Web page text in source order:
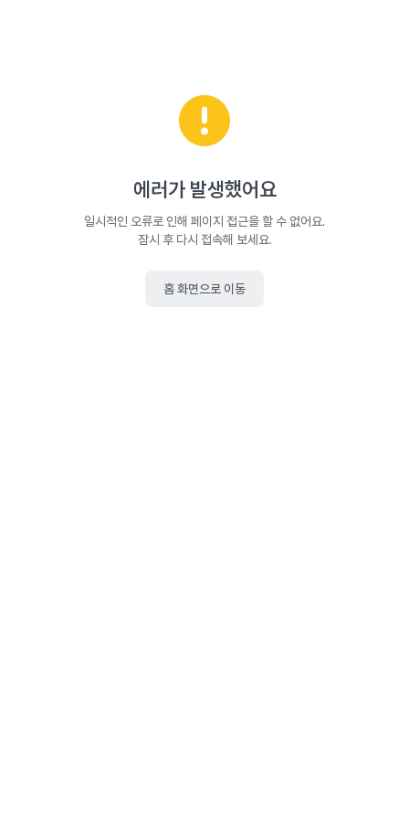
에러가 발생했어요
일시적인 오류로 인해 페이지 접근을 할 수 없어요.
잠시 후 다시 접속해 보세요.
홈 화면으로 이동